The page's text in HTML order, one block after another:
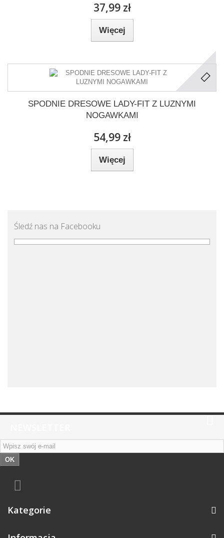
37,99 zł
Więcej
SPODNIE DRESOWE LADY-FIT Z LUZNYMI
NOGAWKAMI
54,99 zł
Więcej
Śledź nas na Facebooku
OK
Kategorie